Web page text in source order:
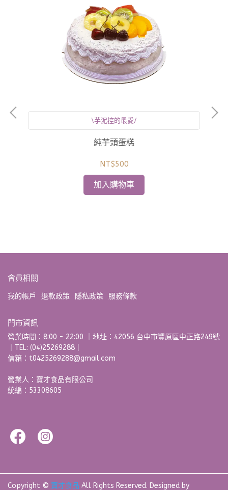
\芋泥控的最愛/
純芋頭蛋糕
NT$500
加入購物車
會員相關
我的帳戶 退款政策 隱私政策 服務條款
門市資訊
營業時間：8:00 - 22:00 ｜地址：42056 台中市豐原區中正路249號
｜TEL: (04)25269288｜
信箱：t0425269288@gmail.com
營業人：寶才食品有限公司
統編：53308605
Copyright © 寶才食品 All Rights Reserved. Designed by